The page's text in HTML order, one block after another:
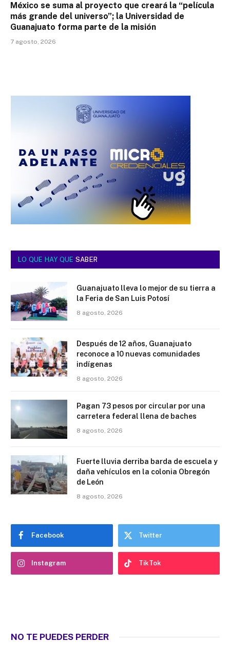
México se suma al proyecto que creará la “película
más grande del universo”; la Universidad de
Guanajuato forma parte de la misión
7 agosto, 2026
LO QUE HAY QUE SABER
Guanajuato lleva lo mejor de su tierra a
la Feria de San Luis Potosí
8 agosto, 2026
Después de 12 años, Guanajuato
reconoce a 10 nuevas comunidades
indígenas
8 agosto, 2026
Pagan 73 pesos por circular por una
carretera federal llena de baches
8 agosto, 2026
Fuerte lluvia derriba barda de escuela y
daña vehículos en la colonia Obregón
de León
8 agosto, 2026
Facebook Twitter
Instagram TikTok
NO TE PUEDES PERDER